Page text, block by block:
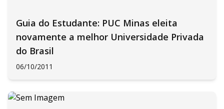
Guia do Estudante: PUC Minas eleita
novamente a melhor Universidade Privada
do Brasil
06/10/2011